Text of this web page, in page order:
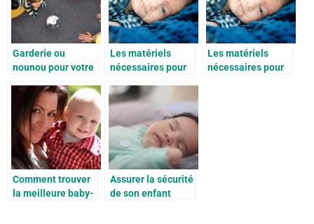
Garderie ou
nounou pour votre
Les matériels
nécessaires pour
comme il se doit
Les matériels
nécessaires pour
Comment trouver
la meilleure baby-
Assurer la sécurité
de son enfant